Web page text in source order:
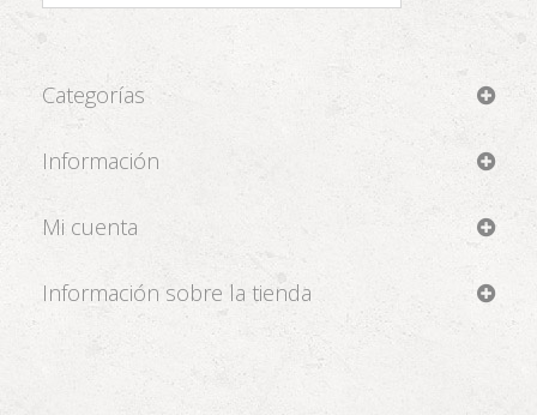
Categorías
Información
Mi cuenta
Información sobre la tienda